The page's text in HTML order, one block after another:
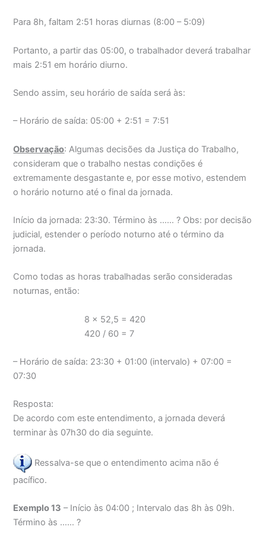
Para 8h, faltam 2:51 horas diurnas (8:00 – 5:09)
Portanto, a partir das 05:00, o trabalhador deverá trabalhar
mais 2:51 em horário diurno.
Sendo assim, seu horário de saída será às:
– Horário de saída: 05:00 + 2:51 = 7:51
Observação: Algumas decisões da Justiça do Trabalho,
consideram que o trabalho nestas condições é
extremamente desgastante e, por esse motivo, estendem
o horário noturno até o final da jornada.
Início da jornada: 23:30. Término às …… ? Obs: por decisão
judicial, estender o período noturno até o término da
jornada.
Como todas as horas trabalhadas serão consideradas
noturnas, então:
8 x 52,5 = 420
420 / 60 = 7
– Horário de saída: 23:30 + 01:00 (intervalo) + 07:00 =
07:30
Resposta:
De acordo com este entendimento, a jornada deverá
terminar às 07h30 do dia seguinte.
Ressalva-se que o entendimento acima não é
pacífico.
Exemplo 13 – Início às 04:00 ; Intervalo das 8h às 09h.
Término às …… ?